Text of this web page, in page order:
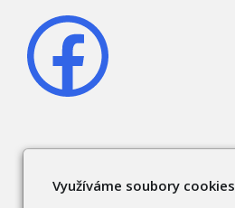
Využíváme soubory cookies